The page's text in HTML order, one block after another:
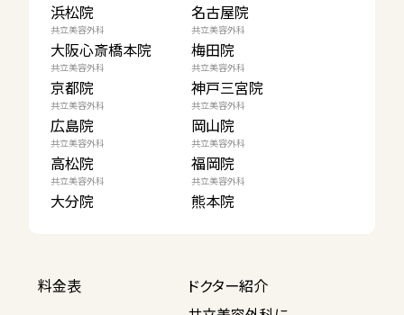
浜松院 名古屋院
共立美容外科
大阪心斎橋本院
共立美容外科
梅田院
共立美容外科
京都院
共立美容外科
神戸三宮院
共立美容外科
広島院
共立美容外科
岡山院
共立美容外科
高松院
共立美容外科
福岡院
共立美容外科
大分院
共立美容外科
熊本院
料金表
ドクター紹介